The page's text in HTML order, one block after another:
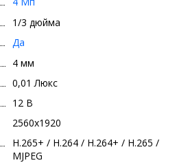
1/3 дюйма
Да
4 мм
0,01 Люкс
12 В
2560x1920
H.265+ / H.264 / H.264+ / H.265 /
MJPEG